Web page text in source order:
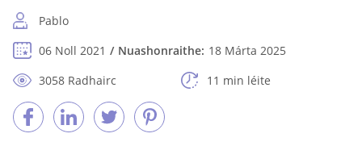
Pablo
06 Noll 2021
Nuashonraithe: 18 Márta 2025
3058 Radhairc
11 min léite